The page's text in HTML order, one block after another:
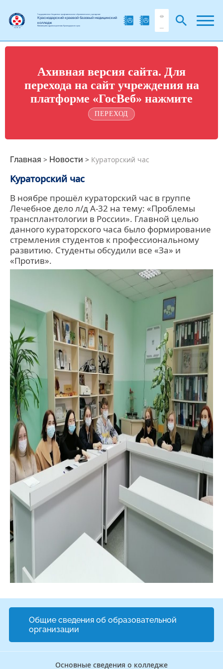
Государственное бюджетное профессиональное образовательное учреждение
Краснодарский краевой базовый медицинский
колледж
Министерства здравоохранения Краснодарского края
Ахивная версия сайта. Для
перехода на сайт учреждения на
платформе «ГосВеб» нажмите
ПЕРЕХОД
Главная > Новости > Кураторский час
Кураторский час
В ноябре прошёл кураторский час в группе
Лечебное дело л/д А-32 на тему: «Проблемы
трансплантологии в России». Главной целью
данного кураторского часа было формирование
стремления студентов к профессиональному
развитию. Студенты обсудили все «За» и
«Против».
Общие сведения об образовательной
организации
Основные сведения о колледже